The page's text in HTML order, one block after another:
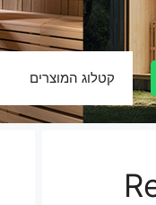
קטלוג המוצרים